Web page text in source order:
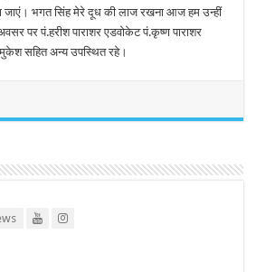
भगत सिंह मेरे दूध की लाज रखना आज हम उन्हीं
पर पं.हरीश पाराशर एडवोकेट पं.कृष्ण पाराशर
मुकेश सहित अन्य उपस्थित रहे।